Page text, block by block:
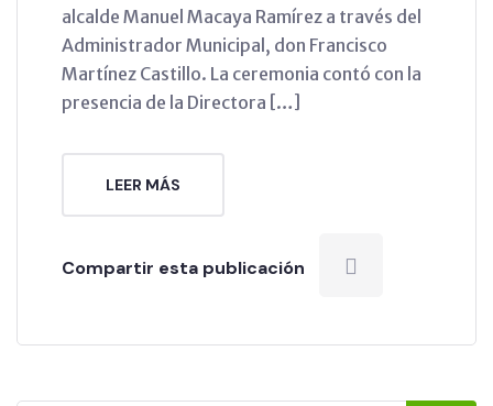
alcalde Manuel Macaya Ramírez a través del
Administrador Municipal, don Francisco
Martínez Castillo. La ceremonia contó con la
presencia de la Directora […]
LEER MÁS
Compartir esta publicación